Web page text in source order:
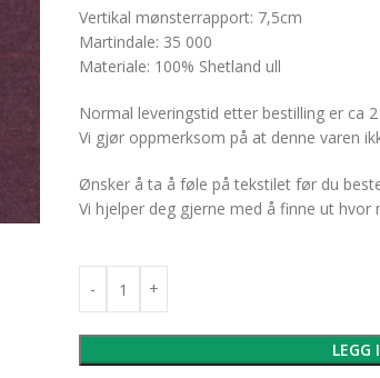
Vertikal mønsterrapport: 7,5cm
Martindale: 35 000
Materiale: 100% Shetland ull
Normal leveringstid etter bestilling er ca 2
Vi gjør oppmerksom på at denne varen
Ønsker å ta å føle på tekstilet før du
Vi hjelper deg gjerne med å finne ut hvor
LEGG